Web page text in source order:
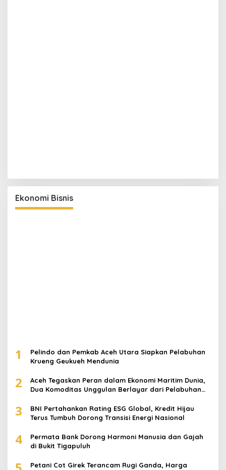
Ekonomi Bisnis
1
Pelindo dan Pemkab Aceh Utara Siapkan Pelabuhan
Krueng Geukueh Mendunia
2
Aceh Tegaskan Peran dalam Ekonomi Maritim Dunia,
Dua Komoditas Unggulan Berlayar dari Pelabuhan
3
BNI Pertahankan Rating ESG Global, Kredit Hijau
Terus Tumbuh Dorong Transisi Energi Nasional
4
Permata Bank Dorong Harmoni Manusia dan Gajah
di Bukit Tigapuluh
Petani Cot Girek Terancam Rugi Ganda, Harga